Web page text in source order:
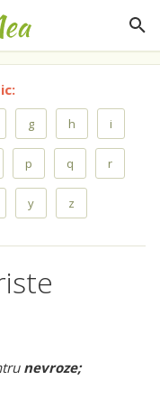
g h i
p q r
y z
nevroze;